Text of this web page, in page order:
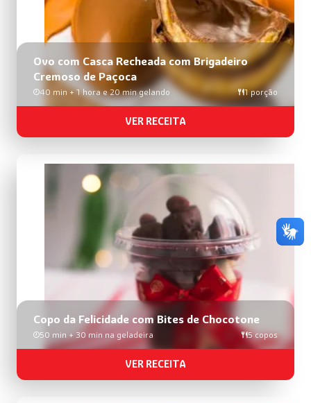
Ovo com Casca Recheada com Brigadeiro
Cremoso de Paçoca
40 min + 1 hora e 20 min gelando 1 porção
VER RECEITA
Copo da Felicidade com Bites de Chocotone
50 min + 30 min na geladeira 5 copos
VER RECEITA